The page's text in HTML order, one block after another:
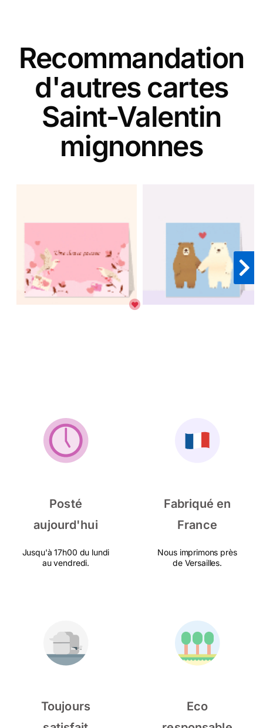
Recommandation
d'autres cartes
Saint-Valentin
mignonnes
Posté
aujourd'hui
Jusqu'à 17h00 du lundi
au vendredi.
Fabriqué en
France
Nous imprimons près
de Versailles.
Toujours
Eco